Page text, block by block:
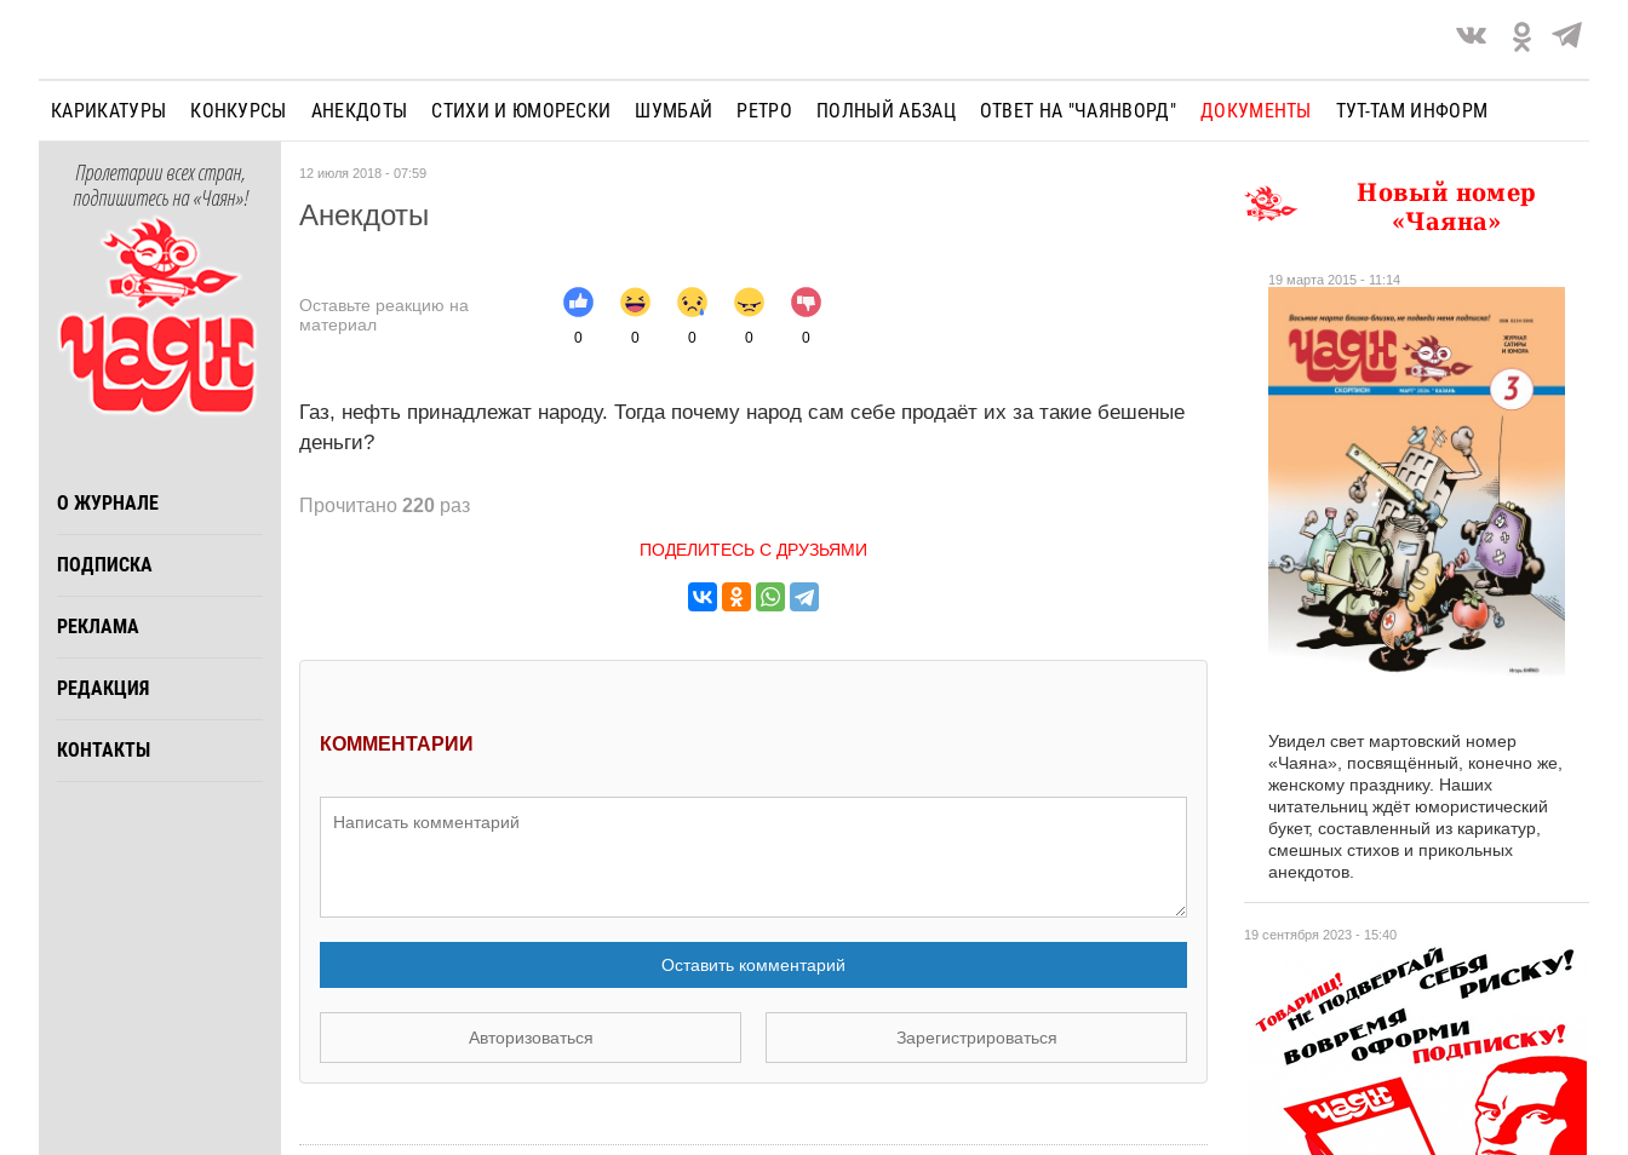
КАРИКАТУРЫ КОНКУРСЫ АНЕКДОТЫ СТИХИ И ЮМОРЕСКИ ШУМБАЙ РЕТРО ПОЛНЫЙ АБЗАЦ ОТВЕТ НА "ЧАЯНВОРД" ДОКУМЕНТЫ ТУТ-ТАМ ИНФОРМ
Пролетарии всех стран,
подпишитесь на «Чаян»!
О ЖУРНАЛЕ
ПОДПИСКА
РЕКЛАМА
РЕДАКЦИЯ
КОНТАКТЫ
12 июля 2018 - 07:59
Анекдоты
Оставьте реакцию на
материал
0 0 0 0 0
Газ, нефть принадлежат народу. Тогда почему народ сам себе продаёт их за такие бешеные
деньги?
Прочитано 220 раз
ПОДЕЛИТЕСЬ С ДРУЗЬЯМИ
КОММЕНТАРИИ
Оставить комментарий
Авторизоваться Зарегистрироваться
19 сентября 2023 - 15:40
Новый номер
«Чаяна»
19 марта 2015 - 11:14
Увидел свет мартовский номер
«Чаяна», посвящённый, конечно же,
женскому празднику. Наших
читательниц ждёт юмористический
букет, составленный из карикатур,
смешных стихов и прикольных
анекдотов.